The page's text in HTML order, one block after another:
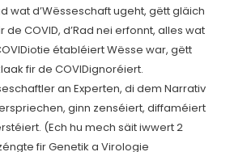
wat d’Wësseschaft ugeht, gëtt gläich
de COVID, d’Rad nei erfonnt, alles wat
établéiert Wësse war, gëtt
fir de COVIDignoréiert.
an Experten, di dem Narrativ
ginn zenséiert, diffaméiert
(Ech hu mech säit iwwert 2
fir Genetik a Virologie